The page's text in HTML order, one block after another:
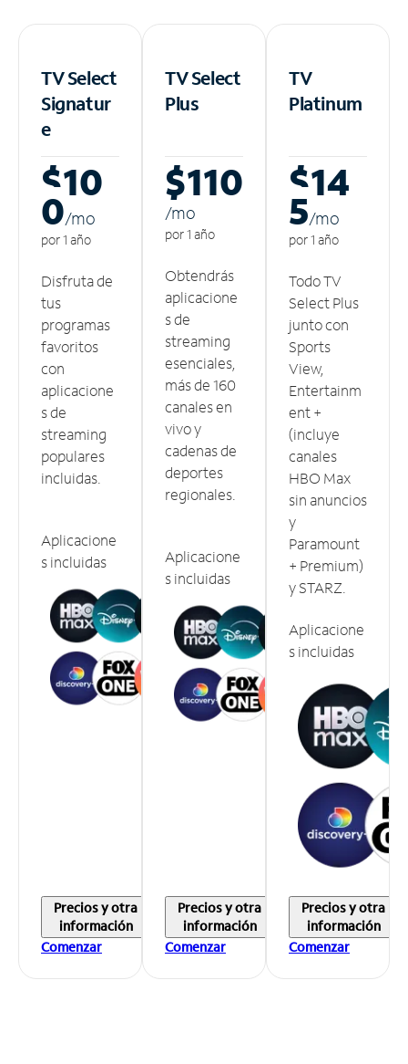
TV Select
Signatur
e
$10
0/mo
por 1 año
Disfruta de
tus
programas
favoritos
con
aplicacione
s de
streaming
populares
incluidas.
Aplicacione
s incluidas
Precios y otra
información
Comenzar
TV Select
Plus
$110
/mo
por 1 año
Obtendrás
aplicacione
s de
streaming
esenciales,
más de 160
canales en
vivo y
cadenas de
deportes
regionales.
Aplicacione
s incluidas
Precios y otra
información
Comenzar
TV
Platinum
$14
5/mo
por 1 año
Todo TV
Select Plus
junto con
Sports
View,
Entertainm
ent +
(incluye
canales
HBO Max
sin anuncios
y
Paramount
+ Premium)
y STARZ.
Aplicacione
s incluidas
Precios y otra
información
Comenzar